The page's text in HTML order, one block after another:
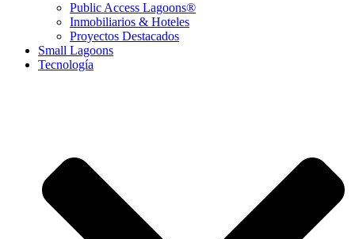
Public Access Lagoons®
Inmobiliarios & Hoteles
Proyectos Destacados
Small Lagoons
Tecnología